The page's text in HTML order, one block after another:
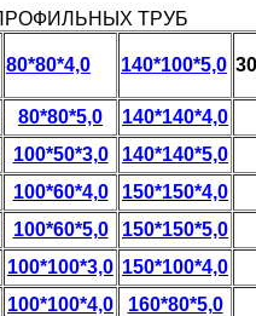
ТРУБ
80*80*4,0 140*100*5,0
80*80*5,0
140*140*4,0
100*50*3,0
140*140*5,0
100*60*4,0
150*150*4,0
100*60*5,0
150*150*5,0
100*100*3,0 150*100*4,0
100*100*4,0
160*80*5,0